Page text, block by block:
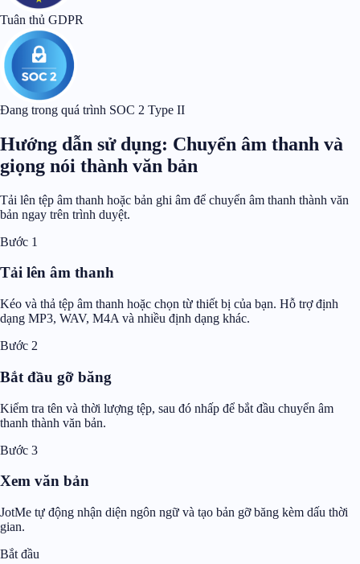
Tuân thủ GDPR
Đang trong quá trình SOC 2 Type II
Hướng dẫn sử dụng: Chuyển âm thanh và
giọng nói thành văn bản
Tải lên tệp âm thanh hoặc bản ghi âm để chuyển âm thanh thành văn
bản ngay trên trình duyệt.
Bước 1
Tải lên âm thanh
Kéo và thả tệp âm thanh hoặc chọn từ thiết bị của bạn. Hỗ trợ định
dạng MP3, WAV, M4A và nhiều định dạng khác.
Bước 2
Bắt đầu gỡ băng
Kiểm tra tên và thời lượng tệp, sau đó nhấp để bắt đầu chuyển âm
thanh thành văn bản.
Bước 3
Xem văn bản
JotMe tự động nhận diện ngôn ngữ và tạo bản gỡ băng kèm dấu thời
gian.
Bắt đầu